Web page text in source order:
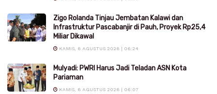
Zigo Rolanda Tinjau Jembatan Kalawi dan
Infrastruktur Pascabanjir di Pauh, Proyek Rp25,4
Miliar Dikawal
KAMIS, 6 AGUSTUS 2026 | 06:24
Mulyadi: PWRI Harus Jadi Teladan ASN Kota
Pariaman
KAMIS, 6 AGUSTUS 2026 | 06:07